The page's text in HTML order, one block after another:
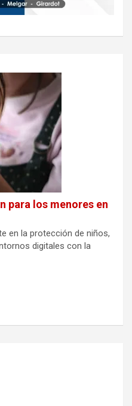
para los menores en
en la protección de niños,
digitales con la